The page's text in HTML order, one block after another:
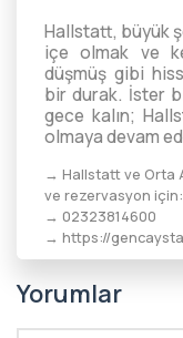
Hallstatt, büyük
içe olmak ve
düşmüş gibi
bir durak. İster
gece kalın;
olmaya devam
→ Hallstatt ve Orta
ve rezervasyon için:
→ 02323814600
→ https://
Yorumlar